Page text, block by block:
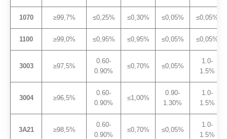
1070 ≥99,7% ≤0,25% ≤0,30% ≤0,05% ≤0,05%
1100 ≥99,0% ≤0,95% ≤0,95% ≤0,05% ≤0,05%
3003 ≥97,5%
0.60-
0.90%
≤0,70% ≤0,05%
1.0-
1.5%
3004 ≥96,5%
0.60-
0.90%
≤1,00%
0.90-
1.30%
1.0-
1.5%
3A21 ≥98,5%
0.60-
0.90%
≤0,70% ≤0,05%
1.0-
1.5%